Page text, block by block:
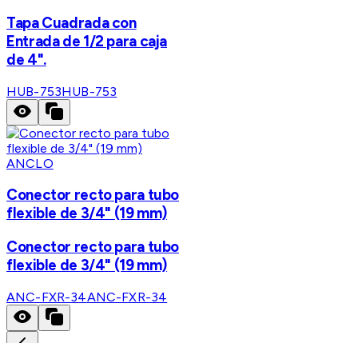
Tapa Cuadrada con
Entrada de 1/2 para caja
de 4".
HUB-753HUB-753
ANCLO
Conector recto para tubo
flexible de 3/4" (19 mm)
Conector recto para tubo
flexible de 3/4" (19 mm)
ANC-FXR-34ANC-FXR-34